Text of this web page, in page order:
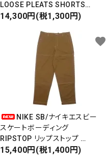
LOOSE PLEATS SHORTS
ルーズプリーツショートパンツ
14,300円(税1,300円)
NIKE SB/ナイキエスビー
スケートボーディング
RIPSTOP リップストップ
DOUBLE KNEE WORK PANTS
15,400円(税1,400円)
favorite